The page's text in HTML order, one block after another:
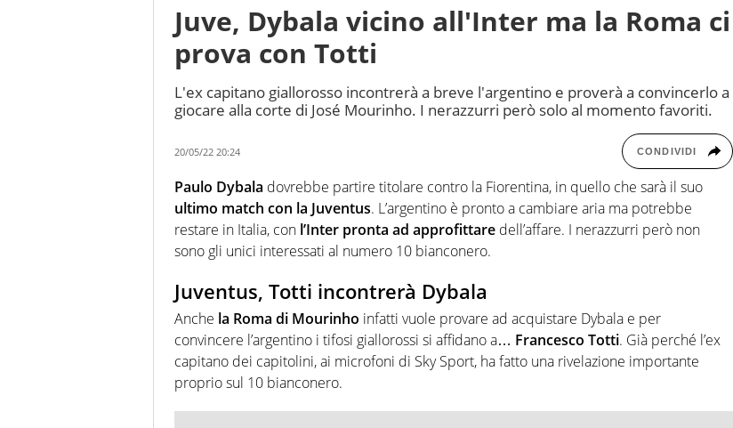
Juve, Dybala vicino all'Inter ma la Roma ci
prova con Totti
L'ex capitano giallorosso incontrerà a breve l'argentino e proverà a convincerlo a
giocare alla corte di José Mourinho. I nerazzurri però solo al momento favoriti.
20/05/22 20:24 CONDIVIDI
Paulo Dybala dovrebbe partire titolare contro la Fiorentina, in quello che sarà il suo
ultimo match con la Juventus. L’argentino è pronto a cambiare aria ma potrebbe
restare in Italia, con l’Inter pronta ad approfittare dell’affare. I nerazzurri però non
sono gli unici interessati al numero 10 bianconero.
Juventus, Totti incontrerà Dybala
Anche la Roma di Mourinho infatti vuole provare ad acquistare Dybala e per
convincere l’argentino i tifosi giallorossi si affidano a… Francesco Totti. Già perché l’ex
capitano dei capitolini, ai microfoni di Sky Sport, ha fatto una rivelazione importante
proprio sul 10 bianconero.